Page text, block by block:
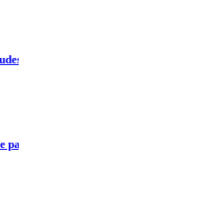
du patient tout en modernisant la
RAC 0 en janvier 2026